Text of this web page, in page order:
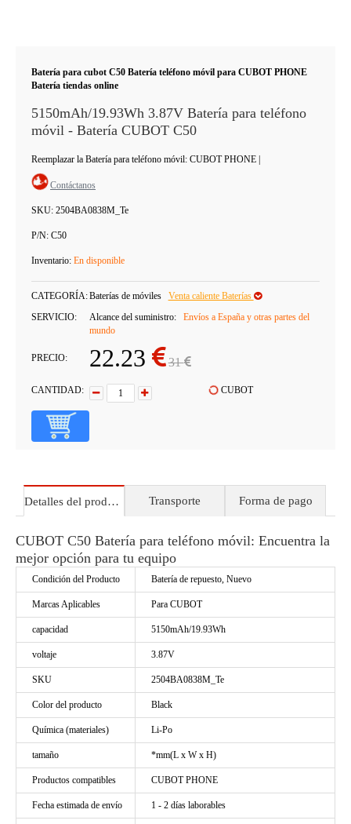
Batería para cubot C50 Batería teléfono móvil para CUBOT PHONE
Batería tiendas online
5150mAh/19.93Wh 3.87V Batería para teléfono
móvil - Batería CUBOT C50
Reemplazar la Batería para teléfono móvil: CUBOT PHONE
Contáctanos
SKU: 2504BA0838M_Te
P/N: C50
Inventario: En disponible
CATEGORÍA:Baterías de móviles
Venta caliente Baterías
SERVICIO:
Alcance del suministro:
Envíos a España y otras partes del
mundo
PRECIO: 22.23 31
CANTIDAD: CUBOT
Detalles del producto Transporte Forma de pago
CUBOT C50 Batería para teléfono móvil: Encuentra la
mejor opción para tu equipo
Condición del Producto Batería de repuesto, Nuevo
Marcas Aplicables Para CUBOT
capacidad 5150mAh/19.93Wh
voltaje 3.87V
SKU 2504BA0838M_Te
Color del producto Black
Química (materiales) Li-Po
tamaño *mm(L x W x H)
Productos compatibles CUBOT PHONE
Fecha estimada de envío 1 - 2 días laborables